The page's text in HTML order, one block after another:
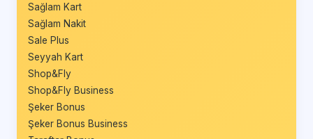
Sağlam Kart
Sağlam Nakit
Sale Plus
Seyyah Kart
Shop&Fly
Shop&Fly Business
Şeker Bonus
Şeker Bonus Business